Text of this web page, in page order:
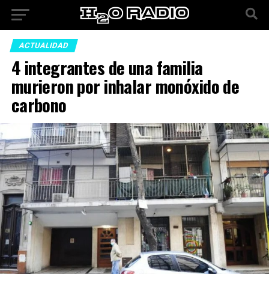
ACTUALIDAD
4 integrantes de una familia
murieron por inhalar monóxido de
carbono